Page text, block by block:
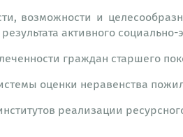
возможности и
активного
граждан старшего
оценки неравенства
реализации